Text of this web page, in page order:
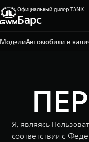
Официальный дилер TANK
Барс
МоделиАвтомобили в
Омск, ул.
+7 3812 67-81-72
Я, являясь
соответствии с